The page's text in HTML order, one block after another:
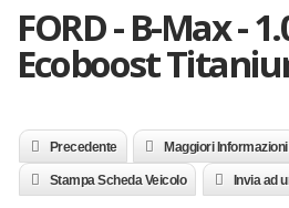
FORD - B-Max -
Ecoboost
Precedente Maggiori Informazioni
Stampa Scheda Veicolo Invia ad